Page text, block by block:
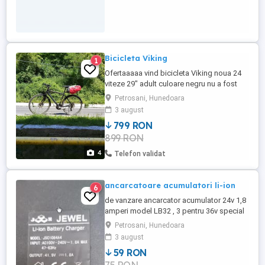
4
1 Bicicleta Viking
Ofertaaaaa vind bicicleta Viking noua 24
viteze 29" adult culoare negru nu a fost
folosita mai mult de 500 km + kilometraj
wifi + 2 cauciucuri cu camera cadou este
foarte usoara frine pe disc hidraulice
Petrosani, Hunedoara
3 august
799 RON
899 RON
Telefon validat
6 ancarcatoare acumulatori li-ion
de vanzare ancarcator acumulator 24v 1,8
amperi model LB32 , 3 pentru 36v special
pentru li-ion la 59-130 lei-cu mufe cu 3 pini
!
Petrosani, Hunedoara
3 august
59 RON